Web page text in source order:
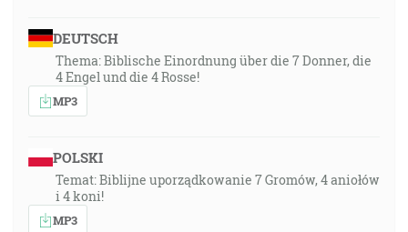
DEUTSCH
Thema: Biblische Einordnung über die 7 Donner, die
4 Engel und die 4 Rosse!
MP3
POLSKI
Temat: Biblijne uporządkowanie 7 Gromów, 4 aniołów
i 4 koni!
MP3